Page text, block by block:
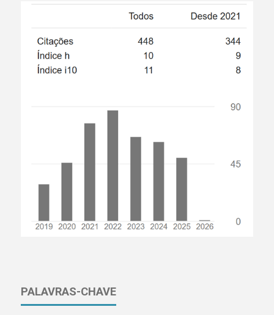
PALAVRAS-CHAVE